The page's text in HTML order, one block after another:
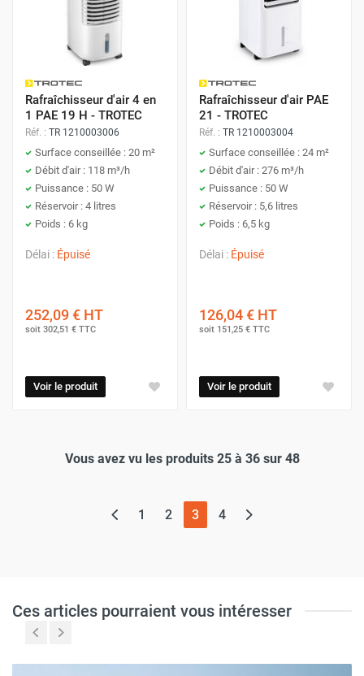
Rafraîchisseur d'air 4 en
1 PAE 19 H - TROTEC
Réf. : TR 1210003006
Surface conseillée : 20 m²
Débit d'air : 118 m³/h
Puissance : 50 W
Réservoir : 4 litres
Poids : 6 kg
Délai : Épuisé
252,09 € HT
soit 302,51 € TTC
Voir le produit
Rafraîchisseur d'air PAE
21 - TROTEC
Réf. : TR 1210003004
Surface conseillée : 24 m²
Débit d'air : 276 m³/h
Puissance : 50 W
Réservoir : 5,6 litres
Poids : 6,5 kg
Délai : Épuisé
126,04 € HT
soit 151,25 € TTC
Voir le produit
Vous avez vu les produits 25 à 36 sur 48
1 2 3(page actuelle)
4
Ces articles pourraient vous intéresser